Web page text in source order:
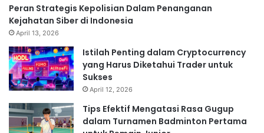
Peran Strategis Kepolisian Dalam Penanganan
Kejahatan Siber di Indonesia
April 13, 2026
Istilah Penting dalam Cryptocurrency
yang Harus Diketahui Trader untuk
Sukses
April 12, 2026
Tips Efektif Mengatasi Rasa Gugup
dalam Turnamen Badminton Pertama